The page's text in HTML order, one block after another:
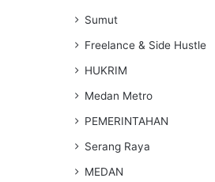
Sumut
Freelance & Side Hustle
HUKRIM
Medan Metro
PEMERINTAHAN
Serang Raya
MEDAN